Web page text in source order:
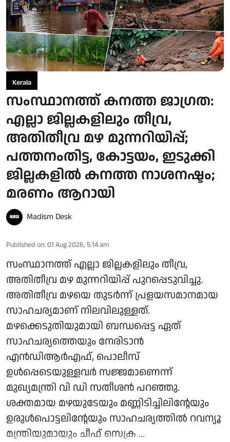
Kerala
സംസ്ഥാനത്ത് കനത്ത ജാഗ്രത:
എല്ലാ ജില്ലകളിലും തീവ്ര,
അതിതീവ്ര മഴ മുന്നറിയിപ്പ്;
പത്തനംതിട്ട, കോട്ടയം, ഇടുക്കി
ജില്ലകളിൽ കനത്ത നാശനഷ്ടം;
മരണം ആറായി
Madism Desk
Published on: 01 Aug 2026, 5:14 am
സംസ്ഥാനത്ത് എല്ലാ ജില്ലകളിലും തീവ്ര,
അതിതീവ്ര മഴ മുന്നറിയിപ്പ് പുറപ്പെടുവിച്ചു.
അതിതീവ്ര മഴയെ തുടർന്ന് പ്രളയസമാനമായ
സാഹചര്യമാണ് നിലവിലുള്ളത്.
മഴക്കെടുതിയുമായി ബന്ധപ്പെട്ട ഏത്
സാഹചര്യത്തെയും നേരിടാന്‍
എന്‍ഡിആര്‍എഫ്, പൊലീസ്
ഉള്‍പ്പെടെയുള്ളവര്‍ സജ്ജമാണെന്ന്
മുഖ്യമന്ത്രി വി ഡി സതീശന്‍ പറഞ്ഞു.
ശക്തമായ മഴയുടേയും മണ്ണിടിച്ചിലിന്റേയും
ഉരുള്‍പൊട്ടലിന്റേയും സാഹചര്യത്തില്‍ റവന്യൂ
മന്ത്രിയുമായും ചീഫ് സെക്ര ...